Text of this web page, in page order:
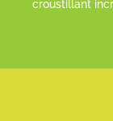
croustillant